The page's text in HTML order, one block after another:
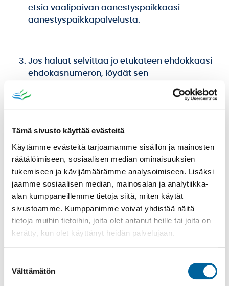
Tämä sivusto käyttää evästeitä
Käytämme evästeitä tarjoamamme sisällön ja mainosten
räätälöimiseen, sosiaalisen median ominaisuuksien
tukemiseen ja kävijämäärämme analysoimiseen. Lisäksi
jaamme sosiaalisen median, mainosalan ja analytiikka-
alan kumppaneillemme tietoja siitä, miten käytät
sivustoamme. Kumppanimme voivat yhdistää näitä
tietoja muihin tietoihin, joita olet antanut heille tai joita on
kerätty, kun olet käyttänyt heidän palvelujaan.
valinta
Välttämätön
etsiä vaalipäivän äänestyspaikkaasi
äänestyspaikkapalvelusta.
Jos haluat selvittää jo etukäteen ehdokkaasi
ehdokasnumeron, löydät sen
Ehdokasnumerot ovat myös nähtävissä
ehdokkaiden omissa vaalimainoksissa sekä
Voit ottaa mukaasi oman vaaliavustajan, jos
et esimerkiksi kykene itse tekemään
äänestysmerkintää. Oma vaaliavustaja ei
kuitenkaan voi olla vaaleissa ehdokkaana
oleva henkilö eikä hänen puolisonsa, lapsensa,
sisaruksensa tai vanhempansa. Jos Sinulla ei
ole omaa avustajaa, äänestyspaikalla on